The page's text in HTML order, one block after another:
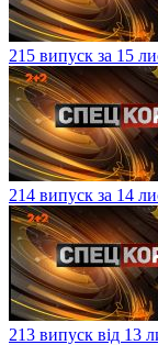
215 випуск за 15
214 випуск за 14
213 випуск від 13